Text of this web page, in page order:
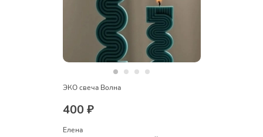
ЭКО свеча Волна
400 ₽
Елена